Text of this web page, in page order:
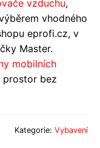
vzduchu,
vhodného
eprofi.cz, v
Master.
mobilních
prostor bez
Kategorie: Vybavení